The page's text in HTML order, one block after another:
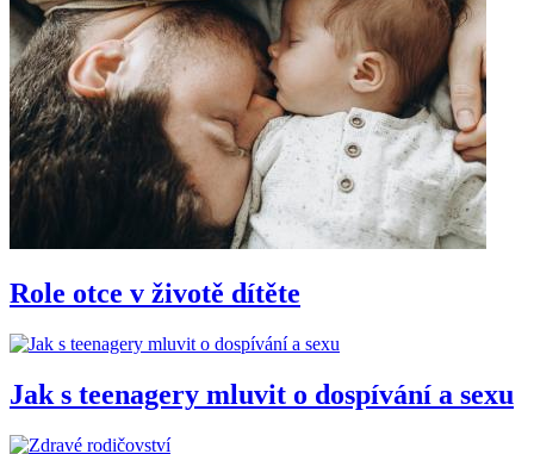
Role otce v životě dítěte
Jak s teenagery mluvit o dospívání a sexu